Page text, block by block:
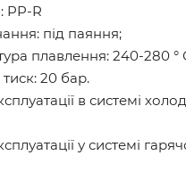
PP-R
під паяння;
плавлення: 240-280 °
20 бар.
в системі
у системі